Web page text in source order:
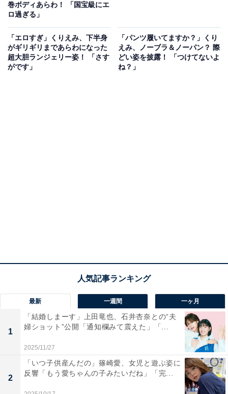
巻ボディあらわ！ 「国宝級にエ
ロ過ぎる」
「エロすぎ」くりえみ、下半身
がギリギリまであらわになった
超大胆ランジェリー姿！ 「さす
がです」
「パンツ履いてますか？」くり
えみ、ノーブラ＆ノーパン？ 際
どい姿を披露！ 「つけてないよ
ね？」
最新 一週間 一ヶ月
1
「結婚しまーす」上田竜也、石井杏奈との“夫
婦ショット”公開「通知欄みて震えた」「...
2025/11/27
2
「いつ子供産んだの」篠崎愛、女児と遊ぶ姿に
反響「もう愛ちゃんの子みたいだね」「完...